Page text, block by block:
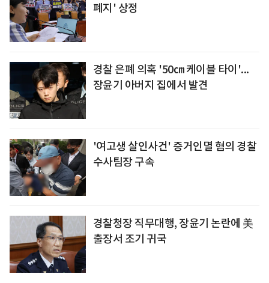
폐지' 상정
경찰 은폐 의혹 '50㎝ 케이블 타이'...
장윤기 아버지 집에서 발견
'여고생 살인사건' 증거인멸 혐의 경찰
수사팀장 구속
경찰청장 직무대행, 장윤기 논란에 美
출장서 조기 귀국